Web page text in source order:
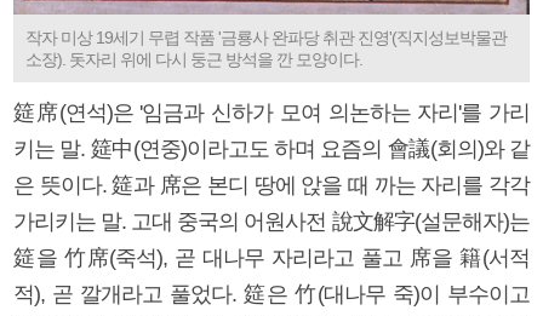
작자 미상 19세기 무렵 작품 '금룡사 완파당 취관 진영'(직지성보박물관
소장). 돗자리 위에 다시 둥근 방석을 깐 모양이다.
筵席(연석)은 '임금과 신하가 모여 의논하는 자리'를 가리
키는 말. 筵中(연중)이라고도 하며 요즘의 會議(회의)와 같
은 뜻이다. 筵과 席은 본디 땅에 앉을 때 까는 자리를 각각
가리키는 말. 고대 중국의 어원사전 說文解字(설문해자)는
筵을 竹席(죽석), 곧 대나무 자리라고 풀고 席을 籍(서적
적), 곧 깔개라고 풀었다. 筵은 竹(대나무 죽)이 부수이고